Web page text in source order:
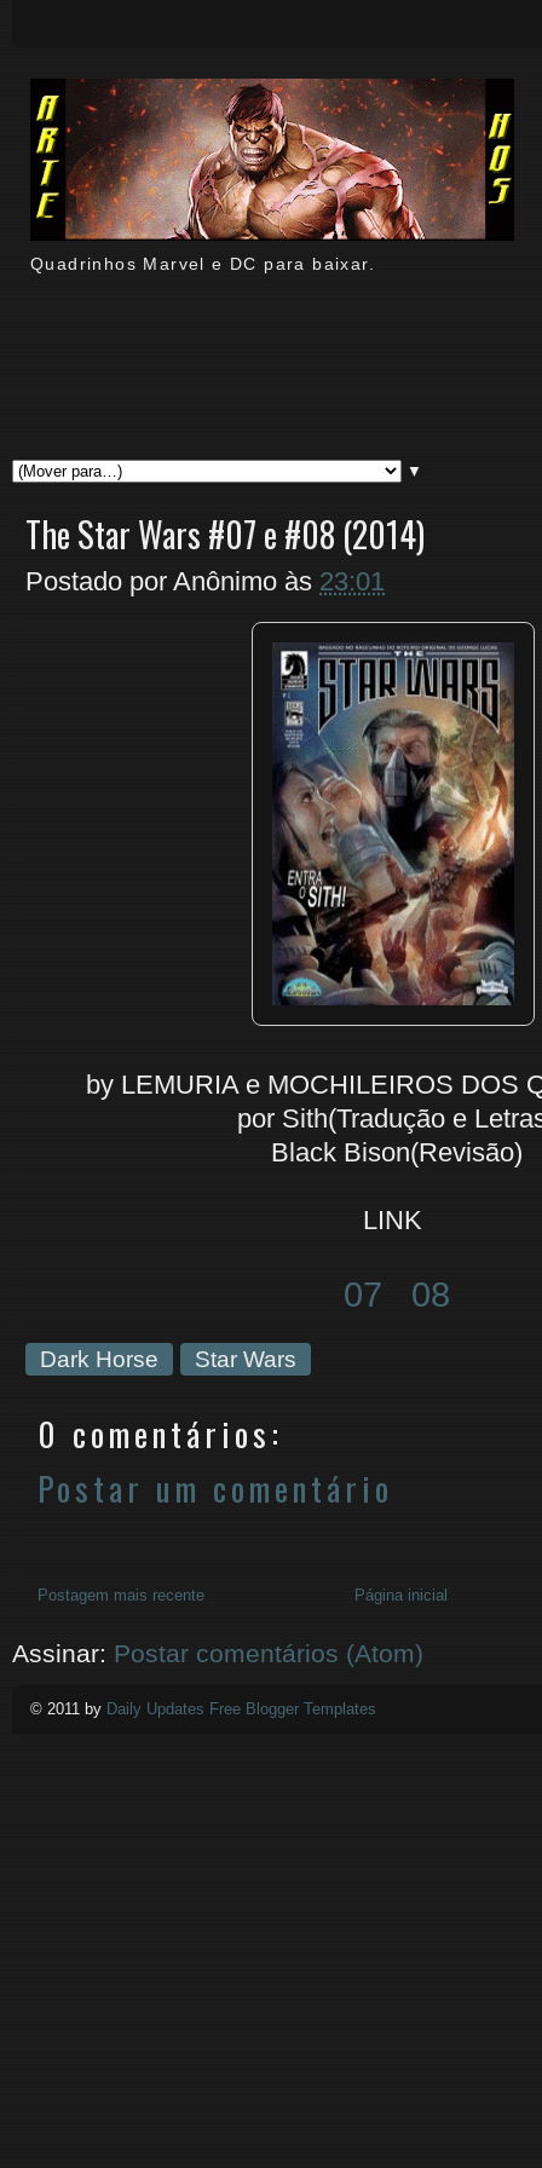
Quadrinhos Marvel e DC para baixar.
▼
The Star Wars #07 e #08 (2014)
Postado por Anônimo às 23:01
by LEMURIA e MOCHILEIROS DOS
por Sith(Tradução e
Black Bison(Revisão)
LINK
07 08
Dark Horse Star Wars
0 comentários:
Postar um comentário
Postagem mais recente Página inicial
Assinar: Postar comentários (Atom)
© 2011 by Daily Updates Free Blogger Templates